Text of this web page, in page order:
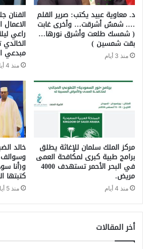
د. معاوية عبيد يكتب: صرير القلم
…. شمسٌ أشرقت… وأخرى غابت
( شمسك طلعت وأشرق نورها…
بقت شمسين )
منذ 3 أيام
الفنان
راعي
مبدعي
منذ 4 أيام
مركز الملك سلمان للإغاثة يطلق
برامج طبية كبرى لمكافحة العمى
في البحر الأحمر تستهدف 4000
مريض.
منذ 4 أيام
خالد
و(أنا
كتبتها
منذ 5 أيام
أخر المقالات